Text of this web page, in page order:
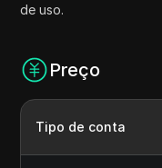
de uso.
Preço
Tipo de conta